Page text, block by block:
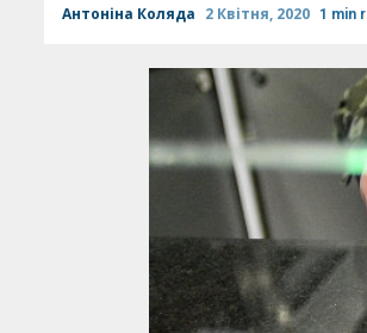
Антоніна Коляда 2 Квітня, 2020 1 min